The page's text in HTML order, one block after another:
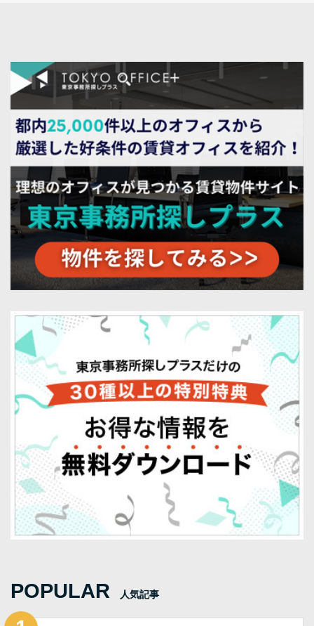
POPULAR 人気記事